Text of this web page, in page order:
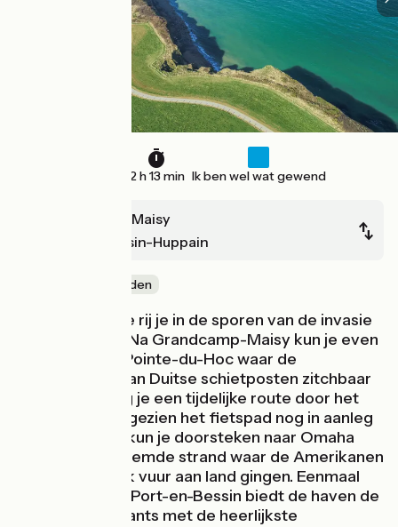
2 h 13 min Ik ben wel wat gewend
Grandcamp-Maisy
Port-en-Bessin-Huppain
Door kustgebieden
Op deze etappe rij je in de sporen van de invasie
van 6 juin 1944. Na Grandcamp-Maisy kun je even
stoppen bij de Pointe-du-Hoc waar de
overblijfselen van Duitse schietposten zitchbaar
zijn. Daarna volg je een tijdelijke route door het
achterland, aangezien het fietspad nog in aanleg
is. Halverwege kun je doorsteken naar Omaha
Beach, het beroemde strand waar de Amerikanen
onder vijandelijk vuur aan land gingen. Eenmaal
aangekomen in Port-en-Bessin biedt de haven de
leukste restaurants met de heerlijkste